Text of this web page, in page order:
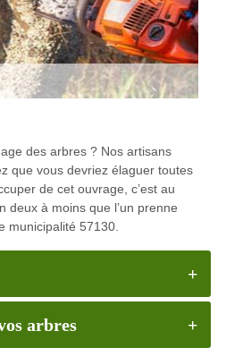
des arbres ? Nos artisans
que vous devriez élaguer toutes
de cet ouvrage, c’est au
deux à moins que l’un prenne
municipalité 57130.
arbres